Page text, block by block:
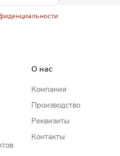
О нас
Компания
Производство
Реквизиты
Контакты